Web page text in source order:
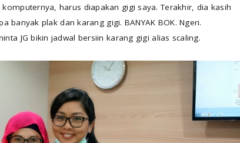
harus diapakan gigi saya. Terakhir, dia kasih
banyak plak dan karang gigi. BANYAK BOK. Ngeri.
JG bikin jadwal bersiin karang gigi alias scaling.